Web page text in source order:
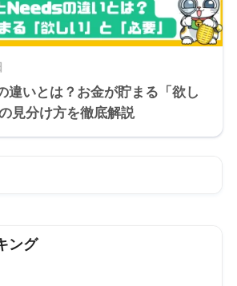
違いとは？お金が貯まる「欲し
見分け方を徹底解説
ング